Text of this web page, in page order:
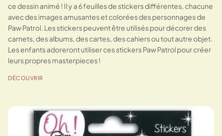
ce dessin animé ! Il y a 6 feuilles de stickers différentes, chacune
avec des images amusantes et colorées des personnages de
Paw Patrol. Les stickers peuvent être utilisés pour décorer des
carnets, des albums, des cartes, des cahiers ou tout autre objet.
Les enfants adoreront utiliser ces stickers Paw Patrol pour créer
leurs propres masterpieces !
DÉCOUVRIR